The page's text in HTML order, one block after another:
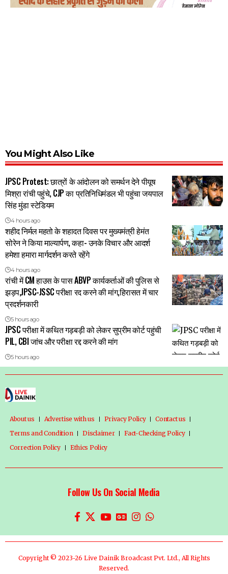
You Might Also Like
JPSC Protest: छात्रों के आंदोलन को समर्थन देने पीयूष
मिश्रा रांची पहुंचे, CJP का प्रतिनिधिमंडल भी पहुंचा जयपाल
सिंह मुंडा स्टेडियम
4 hours ago
शहीद निर्मल महतो के शहादत दिवस पर मुख्यमंत्री हेमंत
सोरेन ने किया माल्यार्पण, कहा- उनके विचार और आदर्श
हमेशा हमारा मार्गदर्शन करते रहेंगे
4 hours ago
रांची में CM हाउस के पास ABVP कार्यकर्ताओं की पुलिस से
झड़प,JPSC-JSSC परीक्षा रद करने की मांग,हिरासत में चार
प्रदर्शनकारी
5 hours ago
JPSC परीक्षा में कथित गड़बड़ी को लेकर सुप्रीम कोर्ट पहुंची
PIL, CBI जांच और परीक्षा रद्द करने की मांग
5 hours ago
About us Advertise with us Privacy Policy
Contact us
Terms and Condition
Disclaimer
Fact-Checking Policy
Correction Policy
Ethics Policy
Follow Us On Social Media
Copyright © 2023-26 Live Dainik Broadcast Pvt. Ltd., All Rights
Reserved.